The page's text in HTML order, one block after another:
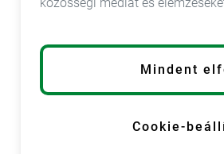
+421 55 798 28
Mindent
Cookie-